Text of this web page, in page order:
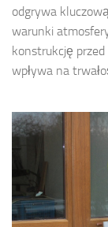
odgrywa
warunki
konstrukcję
wpływa na